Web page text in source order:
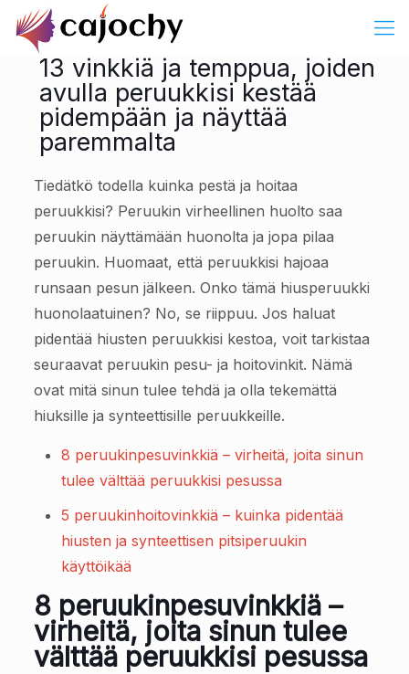
13 vinkkiä ja temppua, joiden
avulla peruukkisi kestää
pidempään ja näyttää
paremmalta
Tiedätkö todella kuinka pestä ja hoitaa
peruukkisi? Peruukin virheellinen huolto saa
peruukin näyttämään huonolta ja jopa pilaa
peruukin. Huomaat, että peruukkisi hajoaa
runsaan pesun jälkeen. Onko tämä hiusperuukki
huonolaatuinen? No, se riippuu. Jos haluat
pidentää hiusten peruukkisi kestoa, voit tarkistaa
seuraavat peruukin pesu- ja hoitovinkit. Nämä
ovat mitä sinun tulee tehdä ja olla tekemättä
hiuksille ja synteettisille peruukkeille.
8 peruukinpesuvinkkiä – virheitä, joita sinun
tulee välttää peruukkisi pesussa
5 peruukinhoitovinkkiä – kuinka pidentää
hiusten ja synteettisen pitsiperuukin
käyttöikää
8 peruukinpesuvinkkiä –
virheitä, joita sinun tulee
välttää peruukkisi pesussa